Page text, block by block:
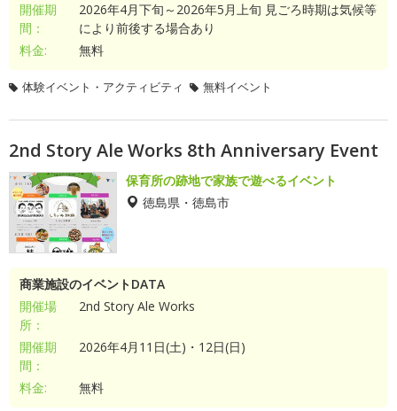
開催期
間：
2026年4月下旬～2026年5月上旬 見ごろ時期は気候等
により前後する場合あり
料金:
無料
体験イベント・アクティビティ 無料イベント
2nd Story Ale Works 8th Anniversary Event
保育所の跡地で家族で遊べるイベント
徳島県・徳島市
商業施設のイベントDATA
開催場
所：
2nd Story Ale Works
開催期
間：
2026年4月11日(土)・12日(日)
料金: 無料